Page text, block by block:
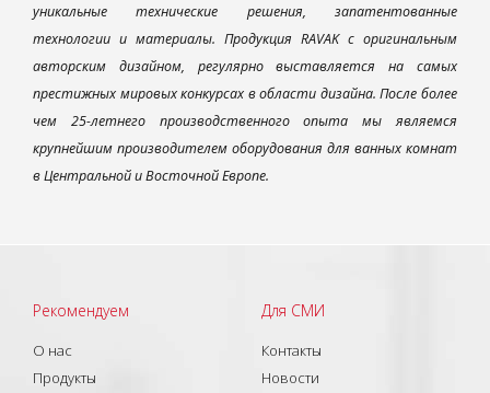
уникальные технические решения, запатентованные
технологии и материалы. Продукция RAVAK с оригинальным
авторским дизайном, регулярно выставляется на самых
престижных мировых конкурсах в области дизайна. После более
чем 25-летнего производственного опыта мы являемся
крупнейшим производителем оборудования для ванных комнат
в Центральной и Восточной Европе.
Рекомендуем
О нас
Продукты
Для СМИ
Контакты
Новости